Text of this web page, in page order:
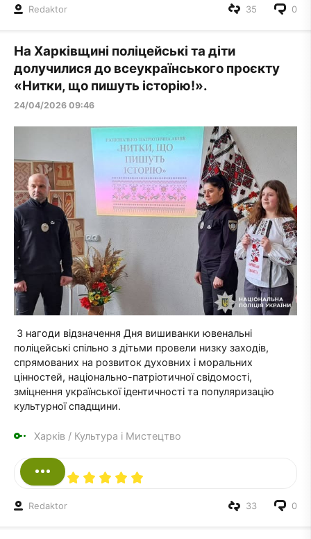
Redaktor 0
35
На Харківщині поліцейські та діти
долучилися до всеукраїнського проєкту
«Нитки, що пишуть історію!».
24/04/2026 09:46
З нагоди відзначення Дня вишиванки ювенальні
поліцейські спільно з дітьми провели низку заходів,
спрямованих на розвиток духовних і моральних
цінностей, національно-патріотичної свідомості,
зміцнення української ідентичності та популяризацію
культурної спадщини.
Харків / Культура і Мистецтво
Redaktor 0
33